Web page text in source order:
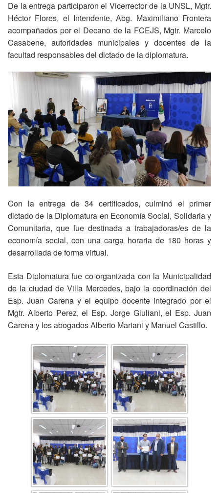
De la entrega participaron el Vicerrector de la UNSL, Mgtr.
Héctor Flores, el Intendente, Abg. Maximiliano Frontera
acompañados por el Decano de la FCEJS, Mgtr. Marcelo
Casabene, autoridades municipales y docentes de la
facultad responsables del dictado de la diplomatura.
Con la entrega de 34 certificados, culminó el primer
dictado de la Diplomatura en Economía Social, Solidaria y
Comunitaria, que fue destinada a trabajadoras/es de la
economía social, con una carga horaria de 180 horas y
desarrollada de forma virtual.
Esta Diplomatura fue co-organizada con la Municipalidad
de la ciudad de Villa Mercedes, bajo la coordinación del
Esp. Juan Carena y el equipo docente integrado por el
Mgtr. Alberto Perez, el Esp. Jorge Giuliani, el Esp. Juan
Carena y los abogados Alberto Mariani y Manuel Castillo.